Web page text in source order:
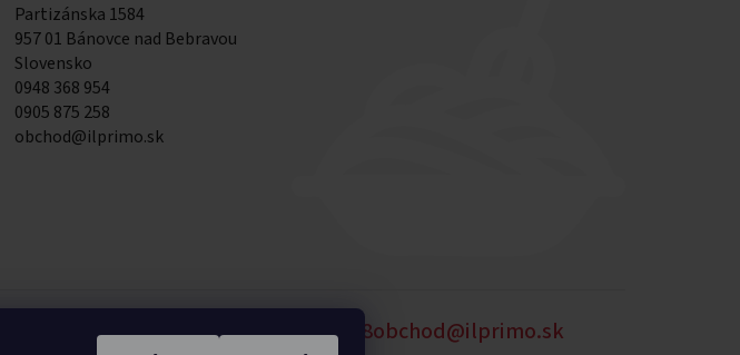
Partizánska 1584
957 01 Bánovce nad Bebravou
Slovensko
0948 368 954
0905 875 258
obchod@ilprimo.sk
0948 368 9540905 875 258obchod@ilprimo.sk